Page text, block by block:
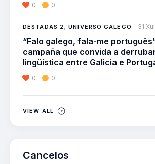
0 0
DESTADAS 2,UNIVERSO GALEGO 31
“Falo galego, fala-me
campaña que convida a
lingüística entre Galicia e
0 0
VIEW ALL
Cancelos